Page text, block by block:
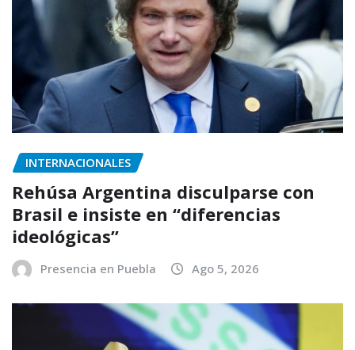
INTERNACIONALES
Rehúsa Argentina disculparse con
Brasil e insiste en “diferencias
ideológicas”
Presencia en Puebla Ago 5, 2026